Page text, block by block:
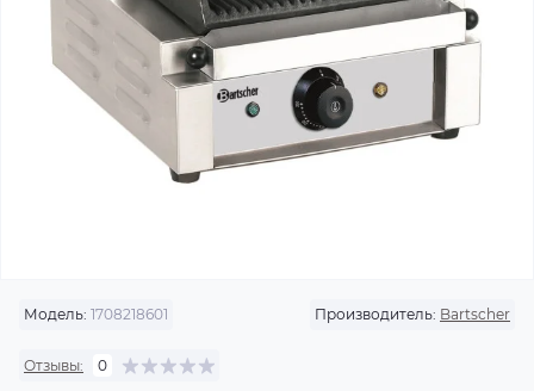
Модель: 1708218601 Производитель: Bartscher
Отзывы: 0